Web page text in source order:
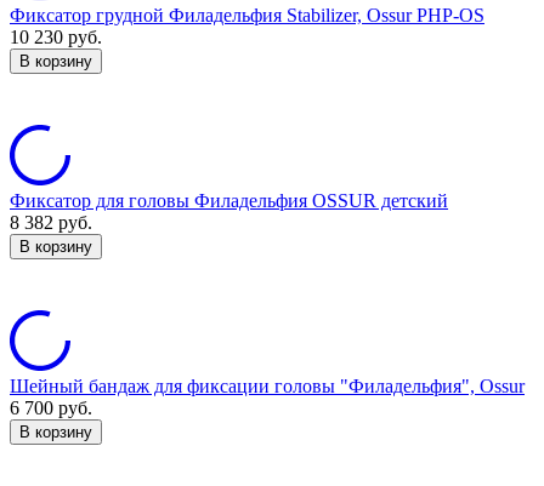
Фиксатор грудной Филадельфия Stabilizer, Ossur PHP-OS
10 230 руб.
В корзину
Фиксатор для головы Филадельфия OSSUR детский
8 382 руб.
В корзину
Шейный бандаж для фиксации головы "Филадельфия", Ossur
6 700 руб.
В корзину